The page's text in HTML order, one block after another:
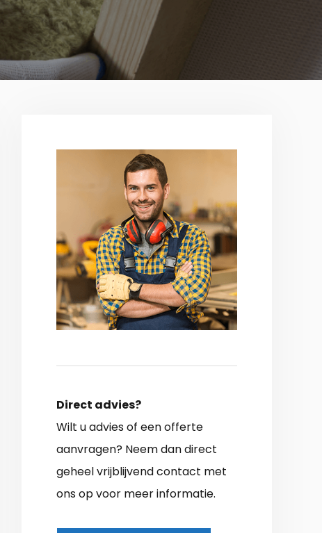
Direct advies?
Wilt u advies of een offerte
aanvragen? Neem dan direct
geheel vrijblijvend contact met
ons op voor meer informatie.